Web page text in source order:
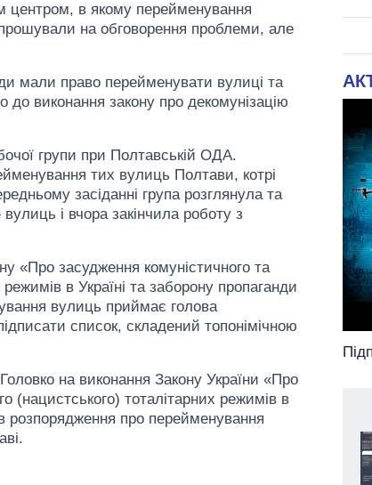
центром, в якому перейменування
на обговорення проблеми, але
мали право перейменувати вулиці та
до виконання закону про декомунізацію
групи при Полтавській ОДА.
тих вулиць Полтави, котрі
засіданні група розглянула та
і вчора закінчила роботу з
«Про засудження комуністичного та
в Україні та заборону пропаганди
вулиць приймає голова
список, складений топонімічною
на виконання Закону України «Про
(нацистського) тоталітарних режимів в
розпорядження про перейменування